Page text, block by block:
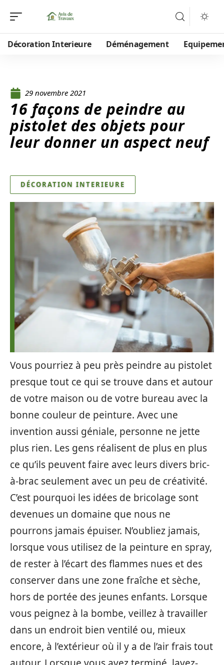
Décoration Interieure Déménagement
29 novembre 2021
16 façons de peindre au
pistolet des objets pour
leur donner un aspect neuf
DÉCORATION INTERIEURE
Vous pourriez à peu près peindre au pistolet
presque tout ce qui se trouve dans et autour
de votre maison ou de votre bureau avec la
bonne couleur de peinture. Avec une
invention aussi géniale, personne ne jette
plus rien. Les gens réalisent de plus en plus
ce qu’ils peuvent faire avec leurs divers bric-
à-brac seulement avec un peu de créativité.
C’est pourquoi les idées de bricolage sont
devenues un domaine que nous ne
pourrons jamais épuiser. N’oubliez jamais,
lorsque vous utilisez de la peinture en spray,
de rester à l’écart des flammes nues et des
conserver dans une zone fraîche et sèche,
hors de portée des jeunes enfants. Lorsque
vous peignez à la bombe, veillez à travailler
dans un endroit bien ventilé ou, mieux
encore, à l’extérieur où il y a de l’air frais tout